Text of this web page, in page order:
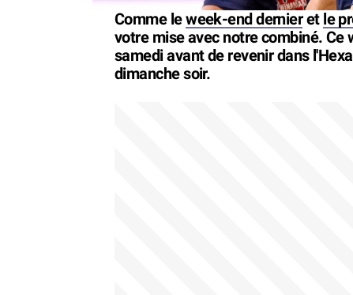
Comme leweek-end dernieret le
votre mise avec notre combiné.
samedi avant de revenir dans
dimanche soir.